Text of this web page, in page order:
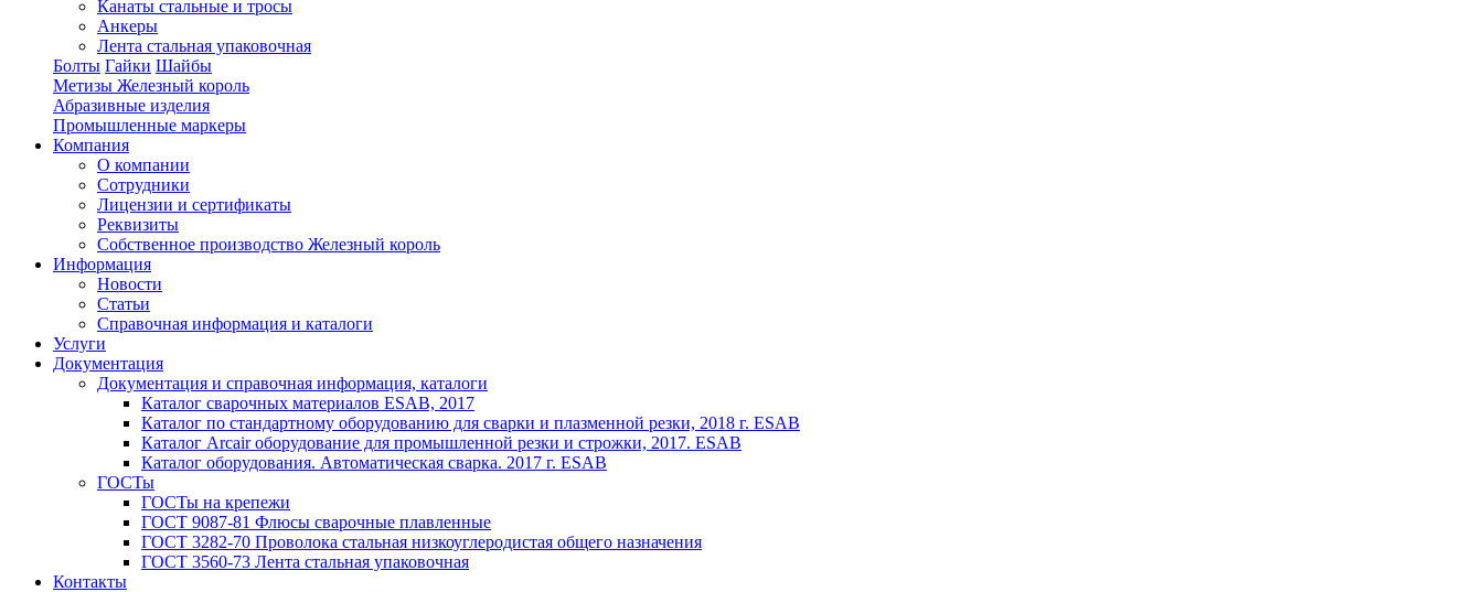
Канаты стальные и тросы
Анкеры
Лента стальная упаковочная
Болты Гайки Шайбы
Метизы Железный король
Абразивные изделия
Промышленные маркеры
Компания
О компании
Сотрудники
Лицензии и сертификаты
Реквизиты
Собственное производство Железный король
Информация
Новости
Статьи
Справочная информация и каталоги
Услуги
Документация
Документация и справочная информация, каталоги
Каталог сварочных материалов ESAB, 2017
Каталог по стандартному оборудованию для сварки и плазменной резки, 2018 г. ESAB
Каталог Arcair оборудование для промышленной резки и строжки, 2017. ESAB
Каталог оборудования. Автоматическая сварка. 2017 г. ESAB
ГОСТы
ГОСТы на крепежи
ГОСТ 9087-81 Флюсы сварочные плавленные
ГОСТ 3282-70 Проволока стальная низкоуглеродистая общего назначения
ГОСТ 3560-73 Лента стальная упаковочная
Контакты